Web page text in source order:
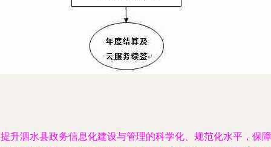
升泗水县政务信息化建设与管理的科学化、规范化水平，保障